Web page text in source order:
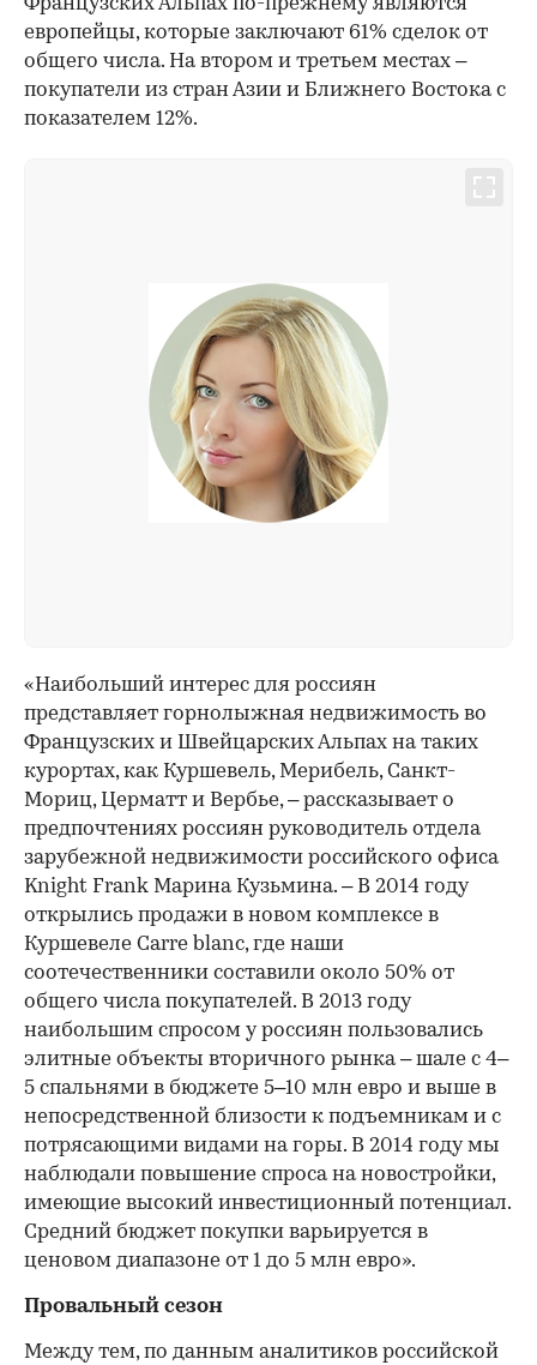
Французских Альпах по-прежнему являются
европейцы, которые заключают 61% сделок от
общего числа. На втором и третьем местах –
покупатели из стран Азии и Ближнего Востока с
показателем 12%.
«Наибольший интерес для россиян
представляет горнолыжная недвижимость во
Французских и Швейцарских Альпах на таких
курортах, как Куршевель, Мерибель, Санкт-
Мориц, Церматт и Вербье, – рассказывает о
предпочтениях россиян руководитель отдела
зарубежной недвижимости российского офиса
Knight Frank Марина Кузьмина. – В 2014 году
открылись продажи в новом комплексе в
Куршевеле Carre blanc, где наши
соотечественники составили около 50% от
общего числа покупателей. В 2013 году
наибольшим спросом у россиян пользовались
элитные объекты вторичного рынка – шале с 4–
5 спальнями в бюджете 5–10 млн евро и выше в
непосредственной близости к подъемникам и с
потрясающими видами на горы. В 2014 году мы
наблюдали повышение спроса на новостройки,
имеющие высокий инвестиционный потенциал.
Средний бюджет покупки варьируется в
ценовом диапазоне от 1 до 5 млн евро».
Провальный сезон
Между тем, по данным аналитиков российской